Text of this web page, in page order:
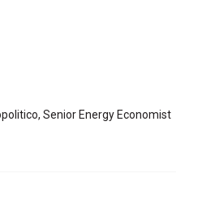
Senior Energy Economist